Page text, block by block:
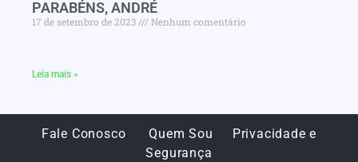
PARABÉNS, ANDRÉ
17 de setembro de 2023 Nenhum comentário
Leia mais »
Fale Conosco Quem Sou
Privacidade e
Segurança